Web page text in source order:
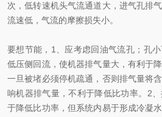
次，低转速机头气流通道大，进气孔排
流速低，气流的摩擦损失小。
要想节能，1、应考虑回油气流孔；孔
低压侧回流，使机器排气量大，有利于
一旦被堵必须停机疏通，否则排气量将
响机器排气量，不利于降低比功率。2
于降低比功率，但系统内易于形成冷凝